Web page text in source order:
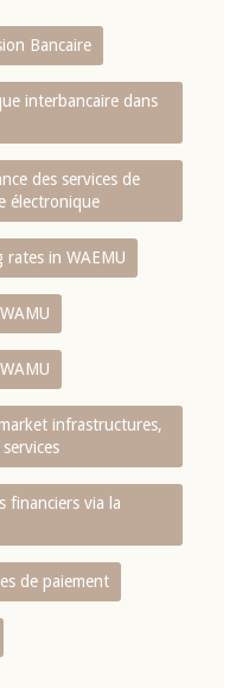
Bancaire
interbancaire dans
des services de
électronique
in WAEMU
infrastructures,
financiers via la
de paiement